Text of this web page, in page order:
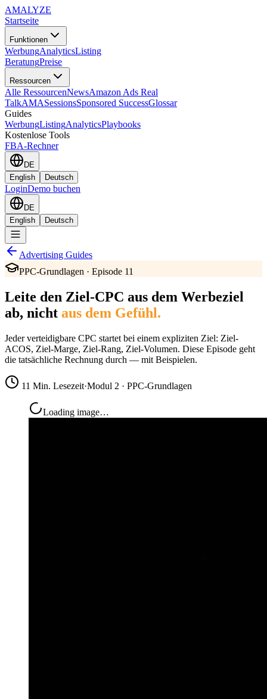
AMALYZE
Startseite
Funktionen
WerbungAnalyticsListing
BeratungPreise
Ressourcen
Alle RessourcenNewsAmazon Ads Real
TalkAMASessionsSponsored SuccessGlossar
Guides
WerbungListingAnalyticsPlaybooks
Kostenlose Tools
FBA-Rechner
DE
English
Deutsch
LoginDemo buchen
DE
English
Deutsch
Advertising Guides
PPC-Grundlagen · Episode 11
Leite den Ziel-CPC aus dem Werbeziel
ab, nicht aus dem Gefühl.
Jeder verteidigbare CPC startet bei einem expliziten Ziel: Ziel-
ACOS, Ziel-Marge, Ziel-Rang, Ziel-Volumen. Diese Episode geht
die tatsächliche Rechnung durch — mit Beispielen.
11 Min. Lesezeit·Modul 2 · PPC-Grundlagen
Loading image…